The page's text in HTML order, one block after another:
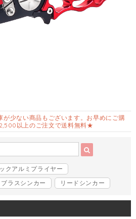
が少ない商品もございます。お早めにご購
以上のご注文で送料無料★
クアルミプライヤー
ブラスシンカー リードシンカー